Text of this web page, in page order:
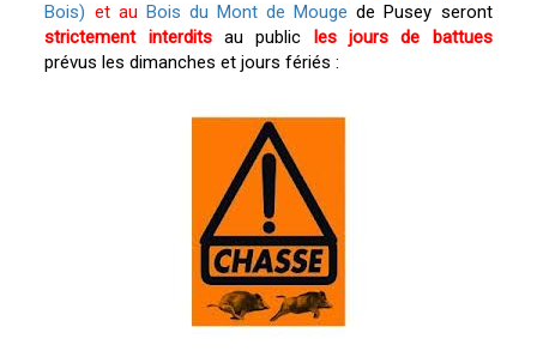
Bois) et au Bois du Mont de Mouge de Pusey seront
strictement interdits au public les jours de battues
prévus les dimanches et jours fériés :